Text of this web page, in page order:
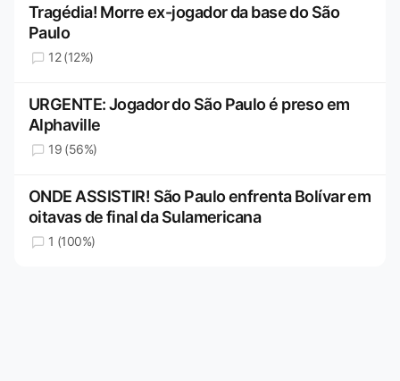
Tragédia! Morre ex-jogador da base do São
Paulo
12 (12%)
URGENTE: Jogador do São Paulo é preso em
Alphaville
19 (56%)
ONDE ASSISTIR! São Paulo enfrenta Bolívar em
oitavas de final da Sulamericana
1 (100%)